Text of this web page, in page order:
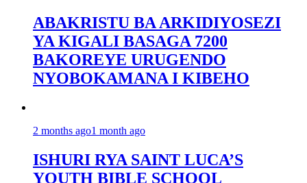
ABAKRISTU BA ARKIDIYOSEZI
YA KIGALI BASAGA 7200
BAKOREYE URUGENDO
NYOBOKAMANA I KIBEHO
2 months ago1 month ago
ISHURI RYA SAINT LUCA’S
YOUTH BIBLE SCHOOL